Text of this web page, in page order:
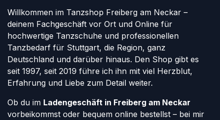
Willkommen im Tanzshop Freiberg am Neckar –
deinem Fachgeschäft vor Ort und Online für
hochwertige Tanzschuhe und professionellen
Tanzbedarf für Stuttgart, die Region, ganz
Deutschland und darüber hinaus. Den Shop gibt es
seit 1997, seit 2019 führe ich ihn mit viel Herzblut,
Erfahrung und Liebe zum Detail weiter.
Ob du im Ladengeschäft in Freiberg am Neckar
vorbeikommst oder bequem online bestellst – bei mir